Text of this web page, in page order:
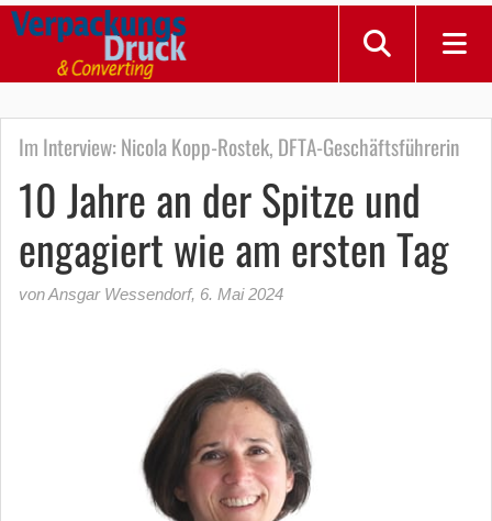
Im Interview: Nicola Kopp-Rostek, DFTA-Geschäftsführerin
10 Jahre an der Spitze und
engagiert wie am ersten Tag
von Ansgar Wessendorf, 6. Mai 2024